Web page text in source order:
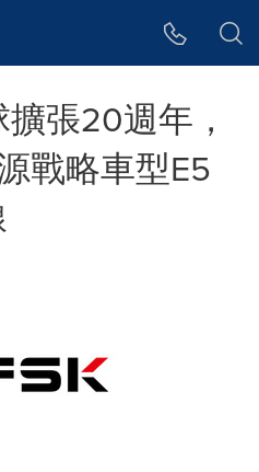
張20週年，
戰略車型E5